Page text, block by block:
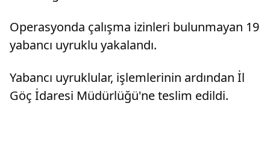
Operasyonda çalışma izinleri bulunmayan 19
yabancı uyruklu yakalandı.
Yabancı uyruklular, işlemlerinin ardından İl
Göç İdaresi Müdürlüğü'ne teslim edildi.